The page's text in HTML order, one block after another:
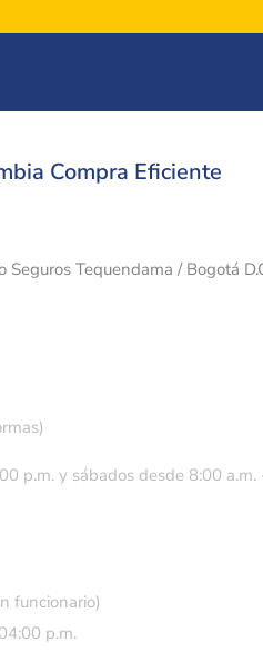
Compra Eficiente
Tequendama / Bogotá
p.m. y sábados desde 8:00
funcionario)
p.m.